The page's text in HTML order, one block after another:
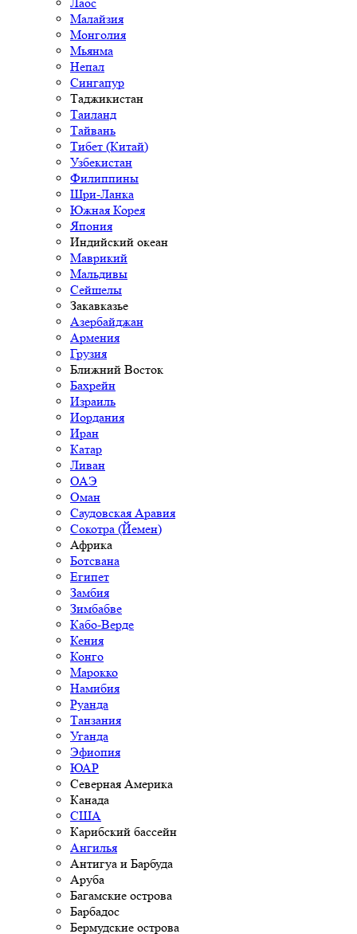
Малайзия
Монголия
Мьянма
Непал
Сингапур
Таджикистан
Таиланд
Тайвань
Тибет (Китай)
Узбекистан
Филиппины
Шри-Ланка
Южная Корея
Япония
Индийский океан
Маврикий
Мальдивы
Сейшелы
Закавказье
Азербайджан
Армения
Грузия
Ближний Восток
Бахрейн
Израиль
Иордания
Иран
Катар
Ливан
ОАЭ
Оман
Саудовская Аравия
Сокотра (Йемен)
Африка
Ботсвана
Египет
Замбия
Зимбабве
Кабо-Верде
Кения
Конго
Марокко
Намибия
Руанда
Танзания
Уганда
Эфиопия
ЮАР
Северная Америка
Канада
США
Карибский бассейн
Ангилья
Антигуа и Барбуда
Аруба
Багамские острова
Барбадос
Бермудские острова